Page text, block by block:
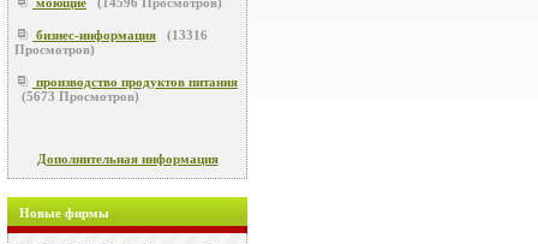
бизнес-информация (13316
Просмотров)
производство продуктов питания
(5673 Просмотров)
Дополнительная информация
Новые фирмы